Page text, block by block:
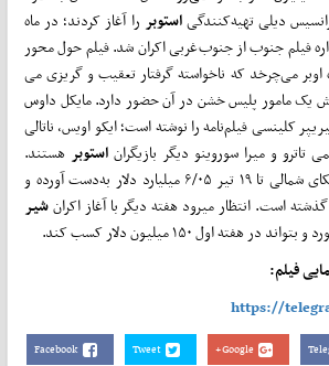
دیلی تهیه­‌کنندگیاستوبررا آغاز کردند؛ در ماه
فیلم جنوب از جنوب­‌غربی اکران شد. فیلم حول محور
اوبر می­‌چرخد که ناخواسته گرفتار تعقیب و گریزی می­‌
یک مامور پلیس خشن در آن حضور دارد. مایکل داوس
کلینسی فیلم‌­نامه را نوشته است؛ ایکو اویس، ناتالی
تاترو و میرا سوروینو دیگر بازیگراناستوبرهستند.
گیشه فروش فیلم در آمریکای شمالی تا ۱۹ تیر ۶/۰۵ میلیارد دلار به‌دست آورده و
شیر
هفته اول ۱۵۰ میلیون دلار کسب کند.
فیلم:
https://
Facebook Tweet Google+